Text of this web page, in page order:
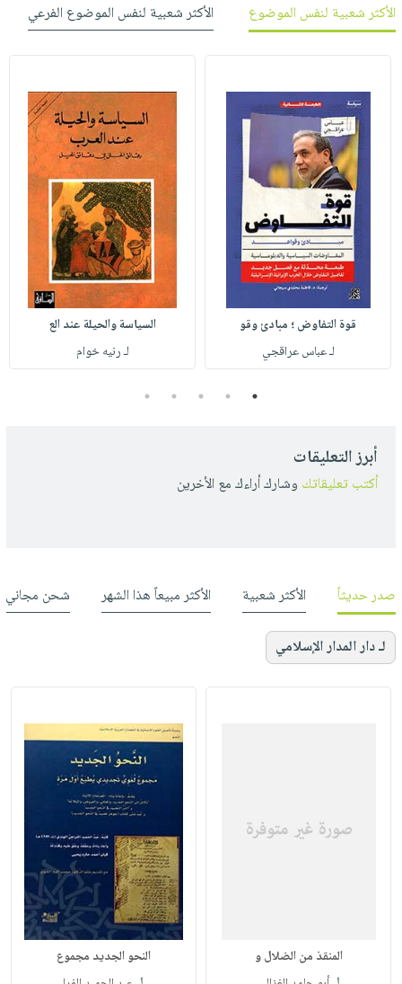
الأكثر شعبية لنفس الموضوع الأكثر شعبية لنفس الموضوع الفرعي
قوة التفاوض ؛ مبادئ وقو
لـ عباس عراقجي
السياسة والحيلة عند الع
لـ رنيه خوام
1
2
3
4
5
أبرز التعليقات
أكتب تعليقاتك وشارك أراءك مع الأخرين
صدر حديثاً الأكثر شعبية الأكثر مبيعاً هذا الشهر شحن مجاني
لـ دار المدار الإسلامي
المنقذ من الضلال و النحو الجديد مجموع